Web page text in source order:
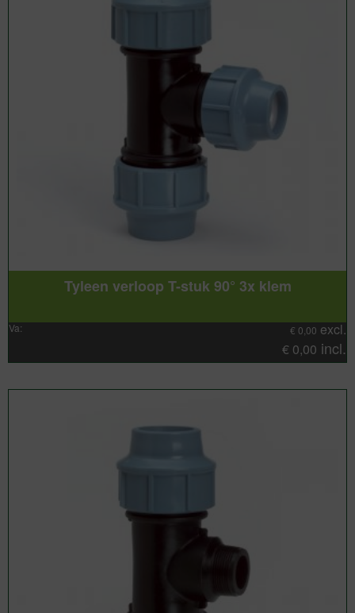
Tyleen verloop T-stuk 90° 3x klem
Va: € 0,00 excl.
€ 0,00 incl.